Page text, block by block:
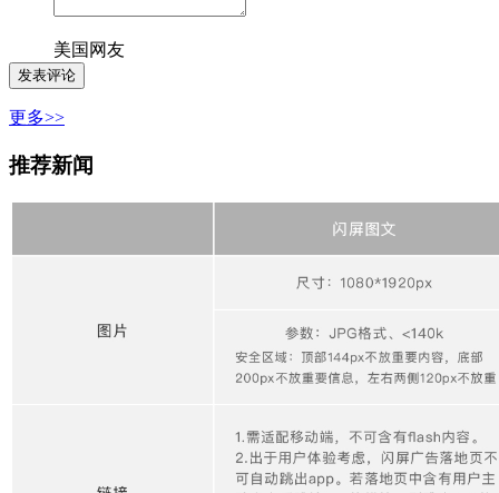
美国网友
更多>>
推荐新闻